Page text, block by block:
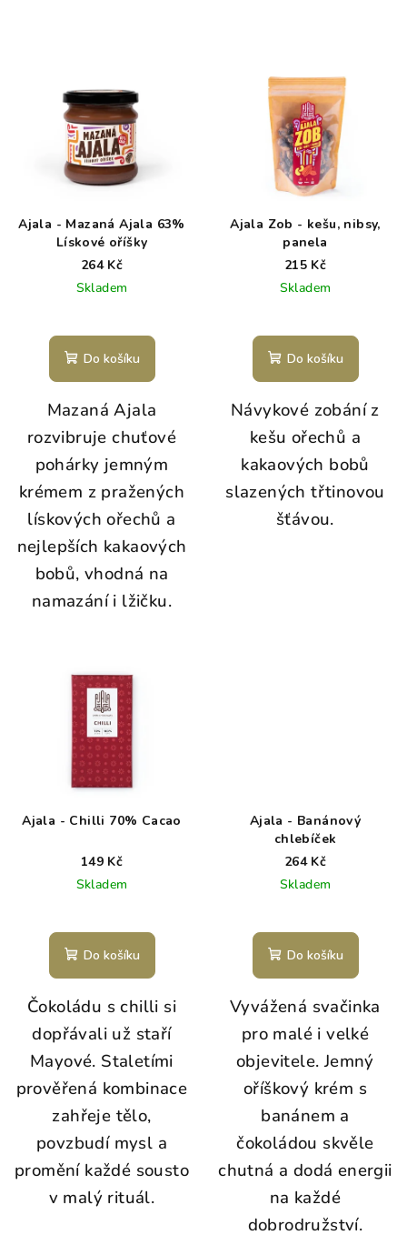
Ajala - Mazaná Ajala 63%
Lískové oříšky
264 Kč
Skladem
Do košíku
Mazaná Ajala
rozvibruje chuťové
pohárky jemným
krémem z pražených
lískových ořechů a
nejlepších kakaových
bobů, vhodná na
namazání i lžičku.
Ajala Zob - kešu, nibsy,
panela
215 Kč
Skladem
Do košíku
Návykové zobání z
kešu ořechů a
kakaových bobů
slazených třtinovou
šťávou.
Ajala - Chilli 70% Cacao
149 Kč
Skladem
Do košíku
Čokoládu s chilli si
dopřávali už staří
Mayové. Staletími
prověřená kombinace
zahřeje tělo,
povzbudí mysl a
promění každé sousto
v malý rituál.
Ajala - Banánový
chlebíček
264 Kč
Skladem
Do košíku
Vyvážená svačinka
pro malé i velké
objevitele. Jemný
oříškový krém s
banánem a
čokoládou skvěle
chutná a dodá energii
na každé
dobrodružství.